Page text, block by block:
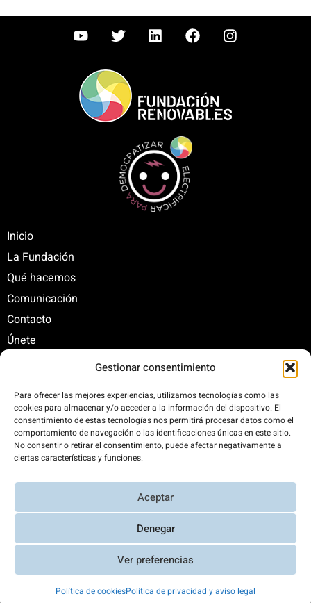
Gestionar consentimiento
Para ofrecer las mejores experiencias, utilizamos tecnologías como las
cookies para almacenar y/o acceder a la información del dispositivo. El
consentimiento de estas tecnologías nos permitirá procesar datos como el
comportamiento de navegación o las identificaciones únicas en este sitio.
No consentir o retirar el consentimiento, puede afectar negativamente a
ciertas características y funciones.
Aceptar
Denegar
Ver preferencias
Política de cookiesPolítica de privacidad y aviso legal
Inicio
La Fundación
Qué hacemos
Comunicación
Contacto
Únete
C/ Santa Engracia, 108. 5º Interior. Izda. 28003
+34 625 47 42 11
fundacion@fundacionrenovables.org
comunicacion@fundacionrenovables.org
Compensamos la huella de carbono en un
300%. Web 100% impulsada por energías
renovables.
Richard Casares